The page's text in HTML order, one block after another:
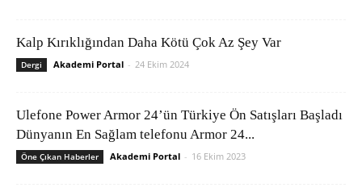
Kalp Kırıklığından Daha Kötü Çok Az Şey Var
Dergi Akademi Portal - 24 Ekim 2024
Ulefone Power Armor 24’ün Türkiye Ön Satışları Başladı
Dünyanın En Sağlam telefonu Armor 24...
Öne Çıkan Haberler Akademi Portal - 16 Ekim 2023